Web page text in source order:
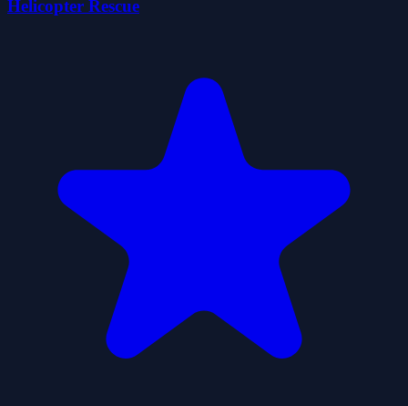
Helicopter Rescue